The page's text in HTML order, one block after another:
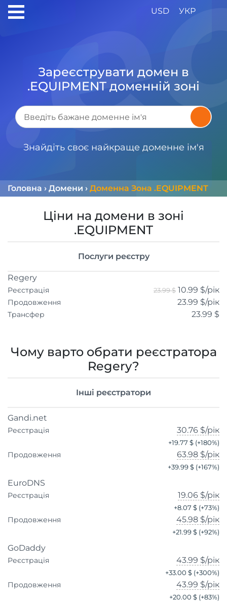
USD УКР
Зареєструвати домен в
.EQUIPMENT доменній зоні
Знайдіть своє найкраще доменне ім'я
Головна › Домени › Доменна Зона .EQUIPMENT
Ціни на домени в зоні
.EQUIPMENT
Послуги реєстру
Regery
Реєстрація 23.99 $ 10.99 $/рік
Продовження 23.99 $/рік
Трансфер 23.99 $
Чому варто обрати реєстратора
Regery?
Інші реєстратори
Gandi.net
Реєстрація 30.76 $/рік
+19.77 $ (+180%)
Продовження 63.98 $/рік
+39.99 $ (+167%)
EuroDNS
Реєстрація 19.06 $/рік
+8.07 $ (+73%)
Продовження 45.98 $/рік
+21.99 $ (+92%)
GoDaddy
Реєстрація 43.99 $/рік
+33.00 $ (+300%)
Продовження 43.99 $/рік
+20.00 $ (+83%)